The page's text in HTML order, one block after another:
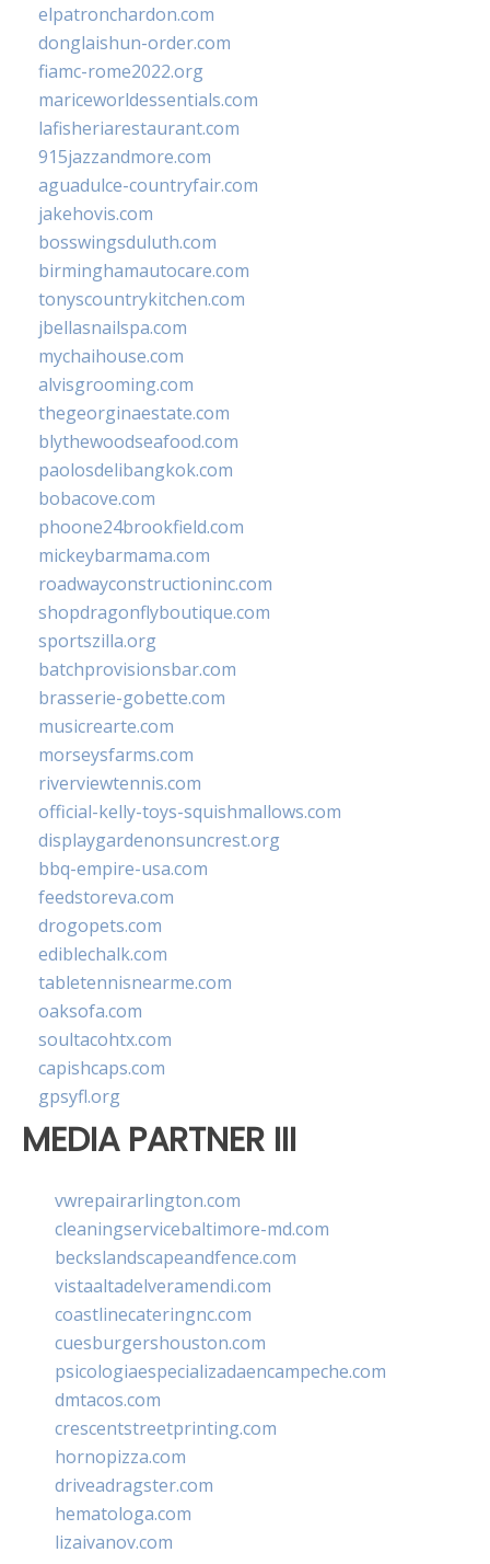
elpatronchardon.com
donglaishun-order.com
fiamc-rome2022.org
mariceworldessentials.com
lafisheriarestaurant.com
915jazzandmore.com
aguadulce-countryfair.com
jakehovis.com
bosswingsduluth.com
birminghamautocare.com
tonyscountrykitchen.com
jbellasnailspa.com
mychaihouse.com
alvisgrooming.com
thegeorginaestate.com
blythewoodseafood.com
paolosdelibangkok.com
bobacove.com
phoone24brookfield.com
mickeybarmama.com
roadwayconstructioninc.com
shopdragonflyboutique.com
sportszilla.org
batchprovisionsbar.com
brasserie-gobette.com
musicrearte.com
morseysfarms.com
riverviewtennis.com
official-kelly-toys-squishmallows.com
displaygardenonsuncrest.org
bbq-empire-usa.com
feedstoreva.com
drogopets.com
ediblechalk.com
tabletennisnearme.com
oaksofa.com
soultacohtx.com
capishcaps.com
gpsyfl.org
MEDIA PARTNER III
vwrepairarlington.com
cleaningservicebaltimore-md.com
beckslandscapeandfence.com
vistaaltadelveramendi.com
coastlinecateringnc.com
cuesburgershouston.com
psicologiaespecializadaencampeche.com
dmtacos.com
crescentstreetprinting.com
hornopizza.com
driveadragster.com
hematologa.com
lizaivanov.com